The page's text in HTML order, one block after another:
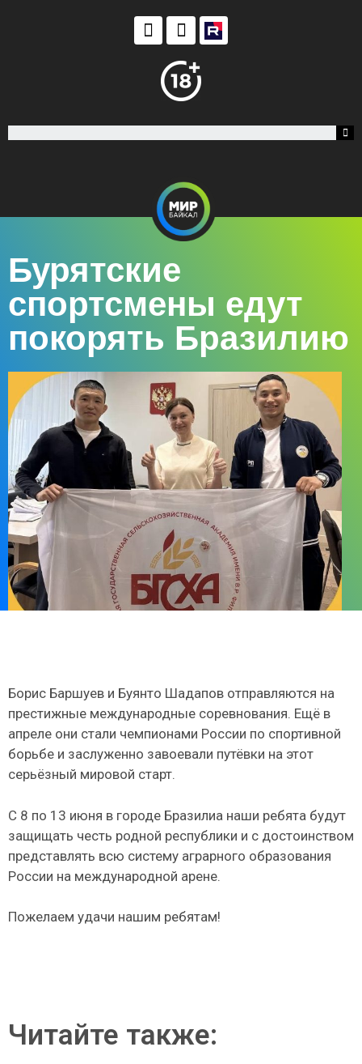
Бурятские
спортсмены едут
покорять Бразилию
Борис Баршуев и Буянто Шадапов отправляются на
престижные международные соревнования. Ещё в
апреле они стали чемпионами России по спортивной
борьбе и заслуженно завоевали путёвки на этот
серьёзный мировой старт.
С 8 по 13 июня в городе Бразилиа наши ребята будут
защищать честь родной республики и с достоинством
представлять всю систему аграрного образования
России на международной арене.
Пожелаем удачи нашим ребятам!
Читайте также: